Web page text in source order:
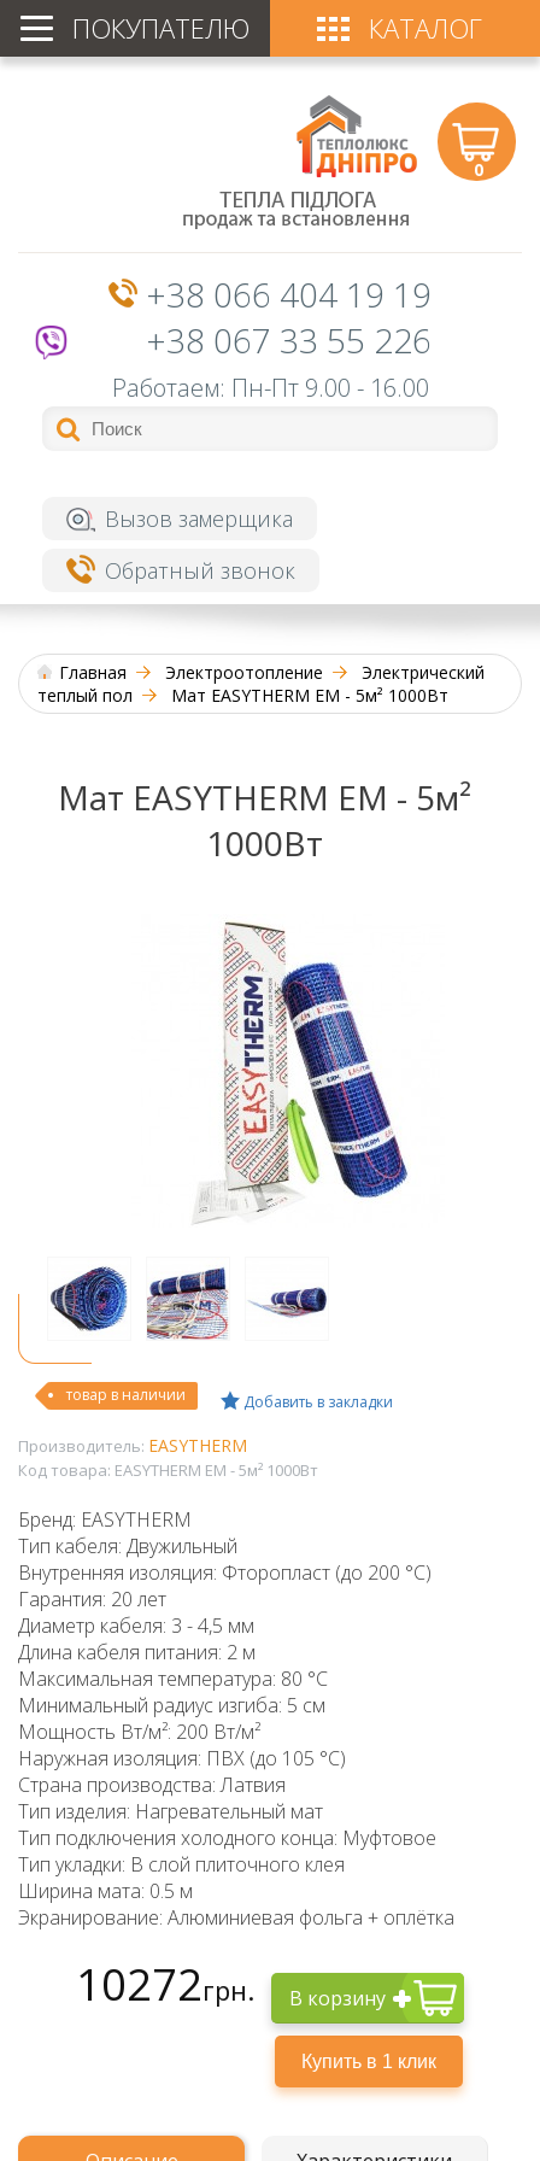
ПОКУПАТЕЛЮ КАТАЛОГ
+38 066 404 19 19
+38 067 33 55 226
Работаем: Пн-Пт 9.00 - 16.00
0
Вызов замерщика
Обратный звонок
Главная Электроотопление
Электрический
теплый пол
Мат EASYTHERM EM - 5м² 1000Вт
Мат EASYTHERM EM - 5м²
1000Вт
товар в наличии Добавить в закладки
Производитель: EASYTHERM
Код товара: EASYTHERM EM - 5м² 1000Вт
Бренд: EASYTHERM
Тип кабеля: Двужильный
Внутренняя изоляция: Фторопласт (до 200 °C)
Гарантия: 20 лет
Диаметр кабеля: 3 - 4,5 мм
Длина кабеля питания: 2 м
Максимальная температура: 80 °C
Минимальный радиус изгиба: 5 см
Мощность Вт/м²: 200 Вт/м²
Наружная изоляция: ПВХ (до 105 °C)
Страна производства: Латвия
Тип изделия: Нагревательный мат
Тип подключения холодного конца: Муфтовое
Тип укладки: В слой плиточного клея
Ширина мата: 0.5 м
Экранирование: Алюминиевая фольга + оплётка
10272грн. В корзину